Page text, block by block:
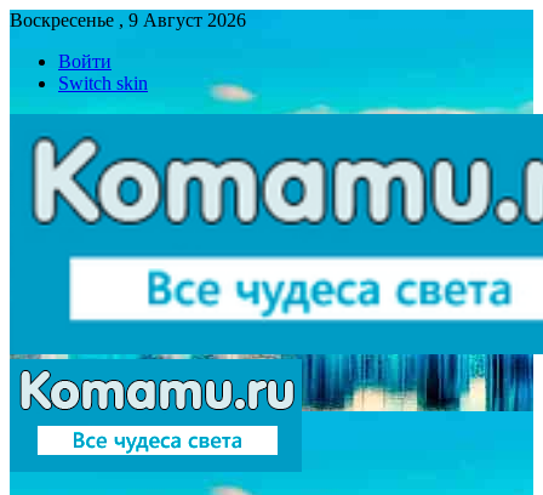
Воскресенье , 9 Август 2026
Войти
Switch skin